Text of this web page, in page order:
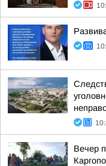
Вечер